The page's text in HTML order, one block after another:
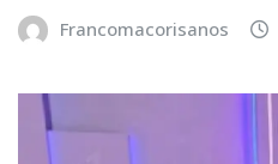
Francomacorisanos